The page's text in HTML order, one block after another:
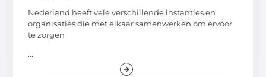
Nederland heeft vele verschillende instanties en
organisaties die met elkaar samenwerken om ervoor
te zorgen
...